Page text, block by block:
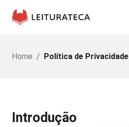
Home / Política de Privacidade
Introdução